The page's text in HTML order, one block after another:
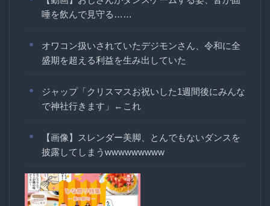
唾を飲んで見守る……
オワコン扱いされていたデジモンさん、令和に全
盛期を超える利益を生み出していた
ジャップ「クリスマスお祝いした1週間後にみんな
で神社行きます」←これ
【画像】スレンダー美脚、とんでもないダンスを
披露してしまうwwwwwwwww